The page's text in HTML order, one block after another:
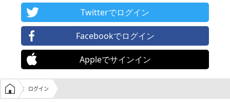
Twitterでログイン
Facebookでログイン
Appleでサインイン
学生の窓口トップ
ログイン